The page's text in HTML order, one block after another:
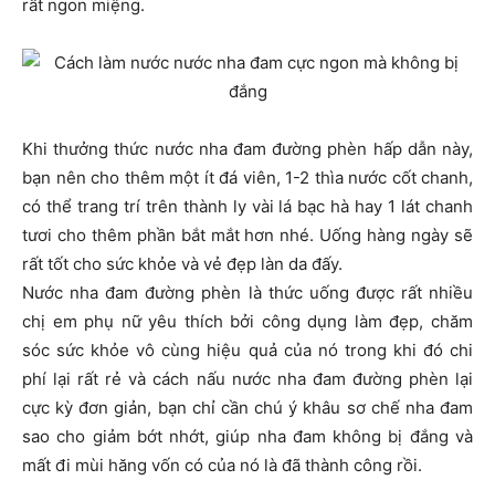
rất ngon miệng.
Khi thưởng thức nước nha đam đường phèn hấp dẫn này,
bạn nên cho thêm một ít đá viên, 1-2 thìa nước cốt chanh,
có thể trang trí trên thành ly vài lá bạc hà hay 1 lát chanh
tươi cho thêm phần bắt mắt hơn nhé. Uống hàng ngày sẽ
rất tốt cho sức khỏe và vẻ đẹp làn da đấy.
Nước nha đam đường phèn là thức uống được rất nhiều
chị em phụ nữ yêu thích bởi công dụng làm đẹp, chăm
sóc sức khỏe vô cùng hiệu quả của nó trong khi đó chi
phí lại rất rẻ và cách nấu nước nha đam đường phèn lại
cực kỳ đơn giản, bạn chỉ cần chú ý khâu sơ chế nha đam
sao cho giảm bớt nhớt, giúp nha đam không bị đắng và
mất đi mùi hăng vốn có của nó là đã thành công rồi.